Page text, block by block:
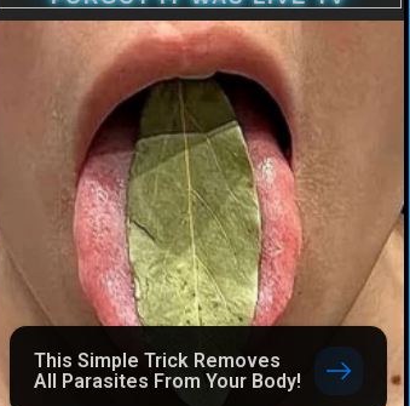
This Simple Trick Removes
All Parasites From Your Body!